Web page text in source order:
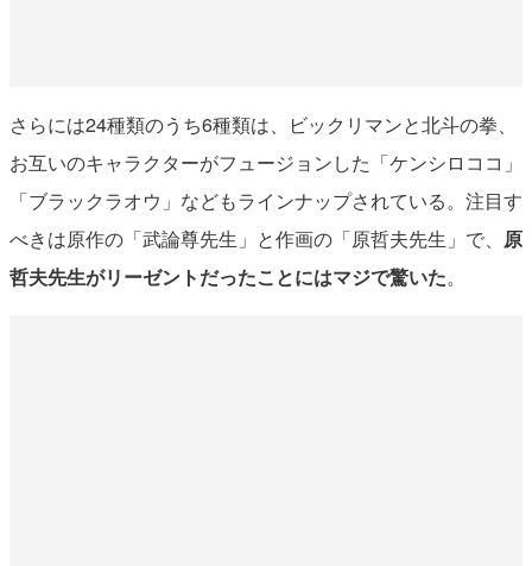
さらには24種類のうち6種類は、ビックリマンと北斗の拳、
お互いのキャラクターがフュージョンした「ケンシロココ」
「ブラックラオウ」などもラインナップされている。注目す
べきは原作の「武論尊先生」と作画の「原哲夫先生」で、 原
哲夫先生がリーゼントだったことにはマジで驚いた。